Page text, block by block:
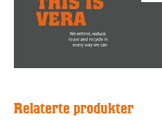
Relaterte produkter